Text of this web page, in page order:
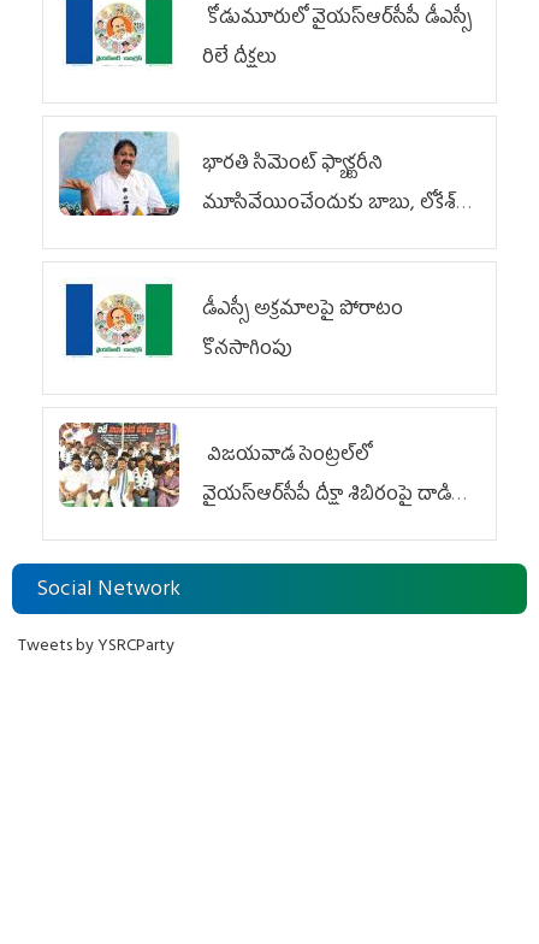
కోడుమూరులో వైయ‌స్ఆర్‌సీపీ డీఎస్సీ
రిలే దీక్షలు
భారతి సిమెంట్ ఫ్యాక్టరీని
మూసివేయించేందుకు బాబు, లోకేశ్
కుట్ర
డీఎస్సీ అక్రమాలపై పోరాటం
కొనసాగింపు
విజయవాడ సెంట్రల్‌లో
వైయ‌స్ఆర్‌సీపీ దీక్షా శిబిరంపై దాడి
దుర్మార్గం
Social Network
Tweets by YSRCParty